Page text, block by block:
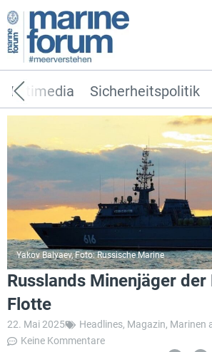
Sicherheitspolitik
Multimedia
Yakov Balyaev, Foto: Russische Marine
Russlands Minenjäger
Flotte
22. Mai 2025 Headlines, Magazin, Marinen
Keine Kommentare